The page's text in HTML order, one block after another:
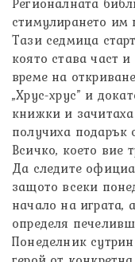
стимулирането им
Тази седмица
която става част
време на
„Хрус-хрус” и
книжки и
получиха подарък
Всичко, което вие
Да следите
защото всеки
начало на играта,
определя
Понеделник